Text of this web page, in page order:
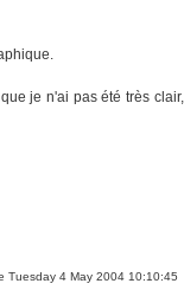
je n'ai pas été très clair,
Tuesday 4 May 2004 10:10:45